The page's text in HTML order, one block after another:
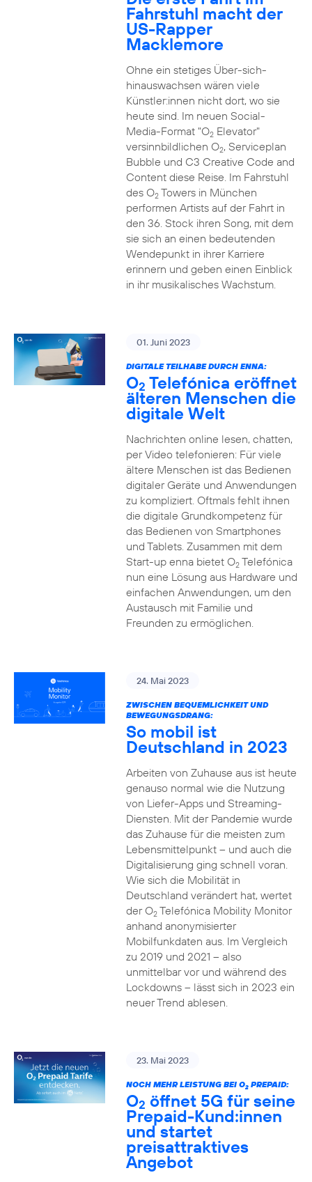
Fahrstuhl macht der
US-Rapper
Macklemore
Ohne ein stetiges Über-sich-
hinauswachsen wären viele
Künstler:innen nicht dort, wo sie
heute sind. Im neuen Social-
Media-Format "O2Elevator"
versinnbildlichen O2, Serviceplan
Bubble und C3 Creative Code and
Content diese Reise. Im Fahrstuhl
des O2Towers in München
performen Artists auf der Fahrt in
den 36. Stock ihren Song, mit dem
sie sich an einen bedeutenden
Wendepunkt in ihrer Karriere
erinnern und geben einen Einblick
in ihr musikalisches Wachstum.
01. Juni 2023
DIGITALE TEILHABE DURCH ENNA:
O2 Telefónica eröffnet
älteren Menschen die
digitale Welt
Nachrichten online lesen, chatten,
per Video telefonieren: Für viele
ältere Menschen ist das Bedienen
digitaler Geräte und Anwendungen
zu kompliziert. Oftmals fehlt ihnen
die digitale Grundkompetenz für
das Bedienen von Smartphones
und Tablets. Zusammen mit dem
Start-up enna bietet O2Telefónica
nun eine Lösung aus Hardware und
einfachen Anwendungen, um den
Austausch mit Familie und
Freunden zu ermöglichen.
24. Mai 2023
ZWISCHEN BEQUEMLICHKEIT UND
BEWEGUNGSDRANG:
So mobil ist
Deutschland in 2023
Arbeiten von Zuhause aus ist heute
genauso normal wie die Nutzung
von Liefer-Apps und Streaming-
Diensten. Mit der Pandemie wurde
das Zuhause für die meisten zum
Lebensmittelpunkt – und auch die
Digitalisierung ging schnell voran.
Wie sich die Mobilität in
Deutschland verändert hat, wertet
der O2Telefónica Mobility Monitor
anhand anonymisierter
Mobilfunkdaten aus. Im Vergleich
zu 2019 und 2021 – also
unmittelbar vor und während des
Lockdowns – lässt sich in 2023 ein
neuer Trend ablesen.
23. Mai 2023
NOCH MEHR LEISTUNG BEI O2PREPAID:
O2 öffnet 5G für seine
Prepaid-Kund:innen
und startet
preisattraktives
Angebot